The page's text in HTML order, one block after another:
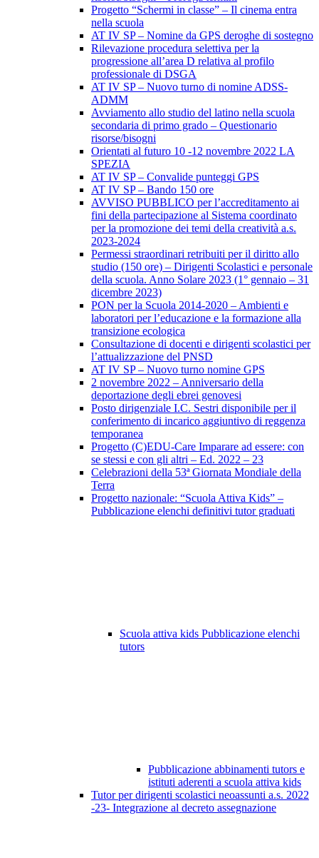
Progetto “Schermi in classe” – Il cinema entra
nella scuola
AT IV SP – Nomine da GPS deroghe di sostegno
Rilevazione procedura selettiva per la
progressione all’area D relativa al profilo
professionale di DSGA
AT IV SP – Nuovo turno di nomine ADSS-
ADMM
Avviamento allo studio del latino nella scuola
secondaria di primo grado – Questionario
risorse/bisogni
Orientati al futuro 10 -12 novembre 2022 LA
SPEZIA
AT IV SP – Convalide punteggi GPS
AT IV SP – Bando 150 ore
AVVISO PUBBLICO per l’accreditamento ai
fini della partecipazione al Sistema coordinato
per la promozione dei temi della creatività a.s.
2023-2024
Permessi straordinari retribuiti per il diritto allo
studio (150 ore) – Dirigenti Scolastici e personale
della scuola. Anno Solare 2023 (1° gennaio – 31
dicembre 2023)
PON per la Scuola 2014-2020 – Ambienti e
laboratori per l’educazione e la formazione alla
transizione ecologica
Consultazione di docenti e dirigenti scolastici per
l’attualizzazione del PNSD
AT IV SP – Nuovo turno nomine GPS
2 novembre 2022 – Anniversario della
deportazione degli ebrei genovesi
Posto dirigenziale I.C. Sestri disponibile per il
conferimento di incarico aggiuntivo di reggenza
temporanea
Progetto (C)EDU-Care Imparare ad essere: con
se stessi e con gli altri – Ed. 2022 – 23
Celebrazioni della 53ª Giornata Mondiale della
Terra
Progetto nazionale: “Scuola Attiva Kids” –
Pubblicazione elenchi definitivi tutor graduati
Scuola attiva kids Pubblicazione elenchi
tutors
Pubblicazione abbinamenti tutors e
istituti aderenti a scuola attiva kids
Tutor per dirigenti scolastici neoassunti a.s. 2022
-23- Integrazione al decreto assegnazione